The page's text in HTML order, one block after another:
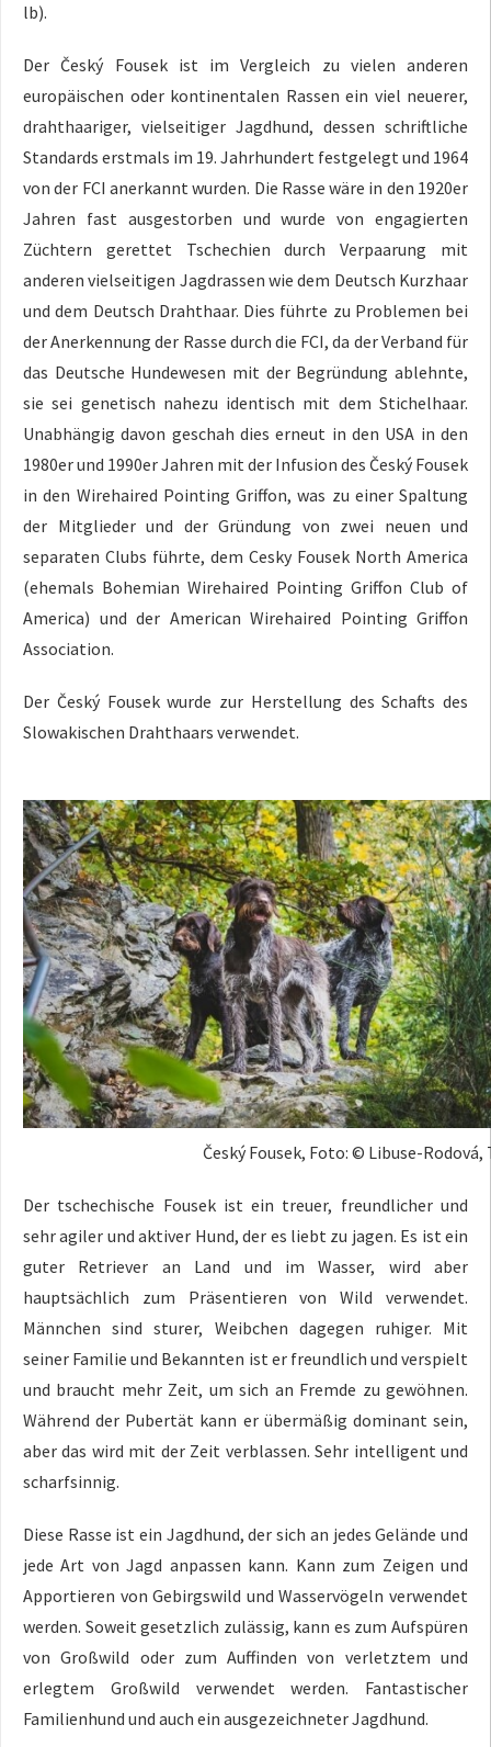
lb).
Der Český Fousek ist im Vergleich zu vielen anderen
europäischen oder kontinentalen Rassen ein viel neuerer,
drahthaariger, vielseitiger Jagdhund, dessen schriftliche
Standards erstmals im 19. Jahrhundert festgelegt und 1964
von der FCI anerkannt wurden. Die Rasse wäre in den 1920er
Jahren fast ausgestorben und wurde von engagierten
Züchtern gerettet Tschechien durch Verpaarung mit
anderen vielseitigen Jagdrassen wie dem Deutsch Kurzhaar
und dem Deutsch Drahthaar. Dies führte zu Problemen bei
der Anerkennung der Rasse durch die FCI, da der Verband für
das Deutsche Hundewesen mit der Begründung ablehnte,
sie sei genetisch nahezu identisch mit dem Stichelhaar.
Unabhängig davon geschah dies erneut in den USA in den
1980er und 1990er Jahren mit der Infusion des Český Fousek
in den Wirehaired Pointing Griffon, was zu einer Spaltung
der Mitglieder und der Gründung von zwei neuen und
separaten Clubs führte, dem Cesky Fousek North America
(ehemals Bohemian Wirehaired Pointing Griffon Club of
America) und der American Wirehaired Pointing Griffon
Association.
Der Český Fousek wurde zur Herstellung des Schafts des
Slowakischen Drahthaars verwendet.
Český Fousek, Foto: © Libuse-
Der tschechische Fousek ist ein treuer, freundlicher und
sehr agiler und aktiver Hund, der es liebt zu jagen. Es ist ein
guter Retriever an Land und im Wasser, wird aber
hauptsächlich zum Präsentieren von Wild verwendet.
Männchen sind sturer, Weibchen dagegen ruhiger. Mit
seiner Familie und Bekannten ist er freundlich und verspielt
und braucht mehr Zeit, um sich an Fremde zu gewöhnen.
Während der Pubertät kann er übermäßig dominant sein,
aber das wird mit der Zeit verblassen. Sehr intelligent und
scharfsinnig.
Diese Rasse ist ein Jagdhund, der sich an jedes Gelände und
jede Art von Jagd anpassen kann. Kann zum Zeigen und
Apportieren von Gebirgswild und Wasservögeln verwendet
werden. Soweit gesetzlich zulässig, kann es zum Aufspüren
von Großwild oder zum Auffinden von verletztem und
erlegtem Großwild verwendet werden. Fantastischer
Familienhund und auch ein ausgezeichneter Jagdhund.